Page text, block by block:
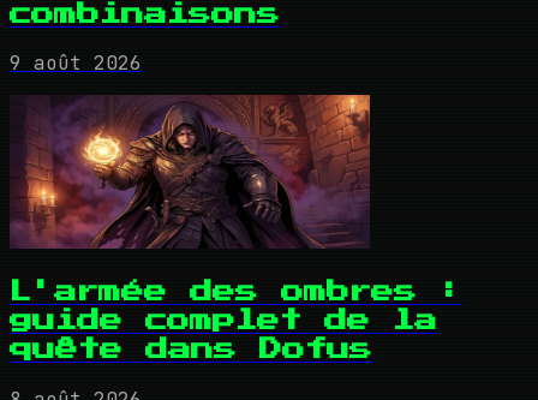
combinaisons
9 août 2026
L'armée des ombres :
guide complet de la
quête dans Dofus